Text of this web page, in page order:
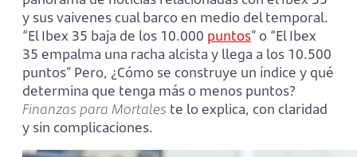
y sus vaivenes cual barco en medio del temporal.
“El Ibex 35 baja de los 10.000 puntos” o “El Ibex
35 empalma una racha alcista y llega a los 10.500
puntos” Pero, ¿Cómo se construye un índice y qué
determina que tenga más o menos puntos?
Finanzas para Mortales te lo explica, con claridad
y sin complicaciones.